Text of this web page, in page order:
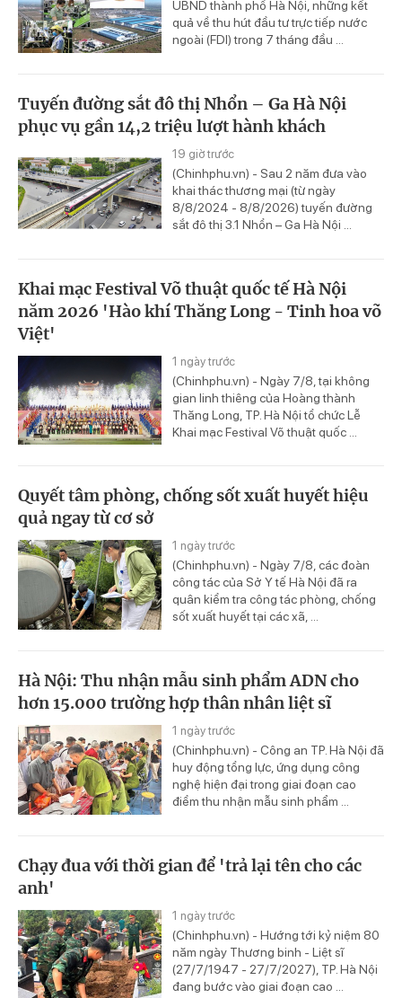
UBND thành phố Hà Nội, những kết
quả về thu hút đầu tư trực tiếp nước
ngoài (FDI) trong 7 tháng đầu ...
Tuyến đường sắt đô thị Nhổn – Ga Hà Nội
phục vụ gần 14,2 triệu lượt hành khách
19 giờ trước
(Chinhphu.vn) - Sau 2 năm đưa vào
khai thác thương mại (từ ngày
8/8/2024 - 8/8/2026) tuyến đường
sắt đô thị 3.1 Nhổn – Ga Hà Nội ...
Khai mạc Festival Võ thuật quốc tế Hà Nội
năm 2026 'Hào khí Thăng Long - Tinh hoa võ
Việt'
1 ngày trước
(Chinhphu.vn) - Ngày 7/8, tại không
gian linh thiêng của Hoàng thành
Thăng Long, TP. Hà Nội tổ chức Lễ
Khai mạc Festival Võ thuật quốc ...
Quyết tâm phòng, chống sốt xuất huyết hiệu
quả ngay từ cơ sở
1 ngày trước
(Chinhphu.vn) - Ngày 7/8, các đoàn
công tác của Sở Y tế Hà Nội đã ra
quân kiểm tra công tác phòng, chống
sốt xuất huyết tại các xã, ...
Hà Nội: Thu nhận mẫu sinh phẩm ADN cho
hơn 15.000 trường hợp thân nhân liệt sĩ
1 ngày trước
(Chinhphu.vn) - Công an TP. Hà Nội đã
huy động tổng lực, ứng dụng công
nghệ hiện đại trong giai đoạn cao
điểm thu nhận mẫu sinh phẩm ...
Chạy đua với thời gian để 'trả lại tên cho các
anh'
1 ngày trước
(Chinhphu.vn) - Hướng tới kỷ niệm 80
năm ngày Thương binh - Liệt sĩ
(27/7/1947 - 27/7/2027), TP. Hà Nội
đang bước vào giai đoạn cao ...